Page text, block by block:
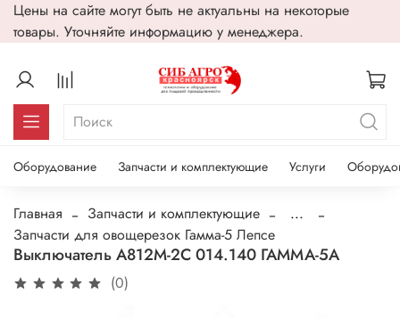
Цены на сайте могут быть не актуальны на некоторые
товары. Уточняйте информацию у менеджера.
Оборудование Запчасти и комплектующие Услуги
Главная Запчасти и комплектующие
...
Запчасти для овощерезок Гамма-5 Лепсе
Выключатель А812М-2С 014.140 ГАММА-5А
(0)